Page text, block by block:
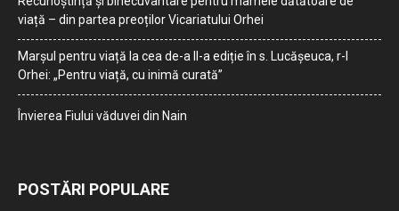
viață – din partea preoților Vicariatului Orhei
Marșul pentru viață la cea de-a II-a ediție în s. Lucășeuca, r-l
Orhei: „Pentru viață, cu inimă curată”
Învierea Fiului văduvei din Nain
POSTĂRI POPULARE